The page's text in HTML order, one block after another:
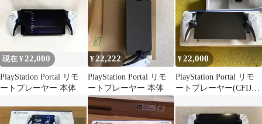
現在 ¥ 22,000
PlayStation Portal リモ
ートプレーヤー 本体
¥22,222
PlayStation Portal リモ
ートプレーヤー 本体
¥22,000
PlayStation Portal リモ
ートプレーヤー(CFIJ-